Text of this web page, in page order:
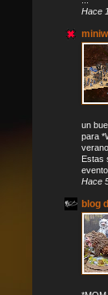
Hace
un
para
Estas
evento
Hace
blog